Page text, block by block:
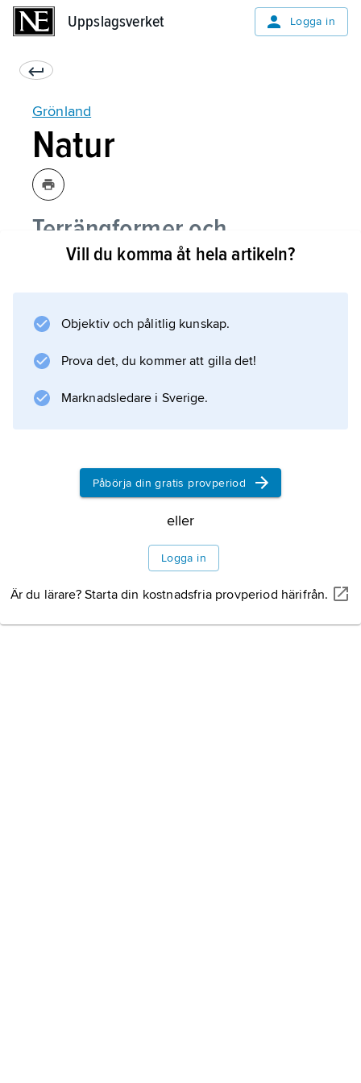
Uppslagsverket Logga in
Grönland
Natur
Terrängformer och
berggrund
Växtliv
Djurliv
Information om artikeln
Vill du komma åt hela artikeln?
Objektiv och pålitlig kunskap.
Prova det, du kommer att gilla det!
Marknadsledare i Sverige.
Påbörja din gratis provperiod
eller
Logga in
Är du lärare? Starta din kostnadsfria provperiod härifrån.